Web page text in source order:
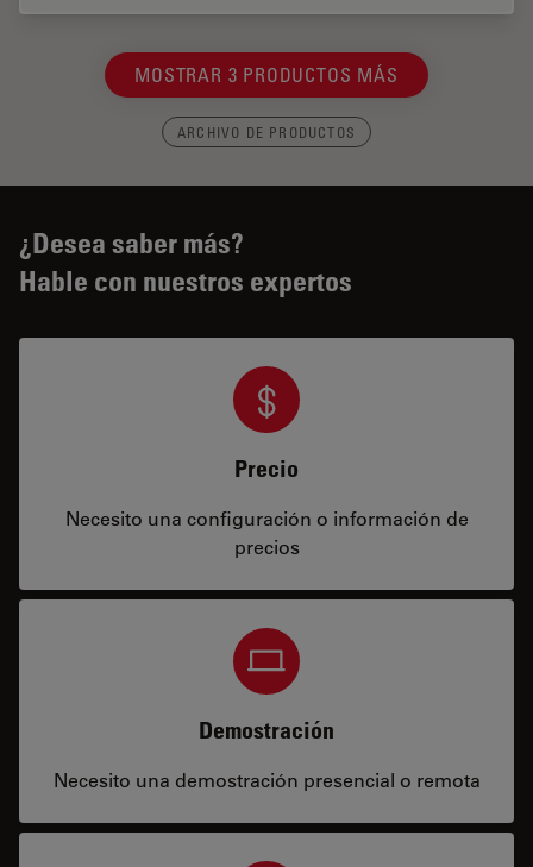
MOSTRAR 3 PRODUCTOS MÁS
ARCHIVO DE PRODUCTOS
¿Desea saber más?
Hable con nuestros expertos
Precio
Necesito una configuración o información de
precios
Demostración
Necesito una demostración presencial o remota